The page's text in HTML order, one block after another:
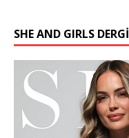
SHE AND GIRLS DERGİ